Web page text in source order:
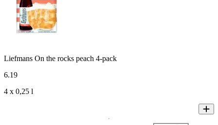
Liefmans On the rocks peach 4-pack
6.19
4 x 0,25 l